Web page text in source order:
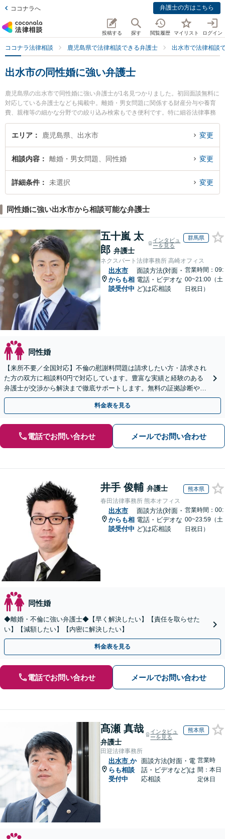
ココナラへ 弁護士の方はこちら
投稿する 探す 閲覧履歴 マイリスト ログイン
ココナラ法律相談 鹿児島県で法律相談できる弁護士 出水市で法律相談
出水市の同性婚に強い弁護士
鹿児島県の出水市で同性婚に強い弁護士が1名見つかりました。初回面談無料に
対応している弁護士なども掲載中。離婚・男女問題に関係する財産分与や養育
費、親権等の細かな分野での絞り込み検索もでき便利です。特に細谷法律事務
所の細谷 文規弁護士のプロフィール情報や弁護士費用、強みなどが注目されて
います。『出水市で土日や夜間に発生した同性婚のトラブルを今すぐに弁護士
たい』などでお困りの相談者さんにおすすめです。
エリア 鹿児島県、出水市 変更
相談内容 離婚・男女問題、同性婚 変更
詳細条件 未選択 変更
同性婚に強い出水市から相談可能な弁護士
五十嵐 太
郎 弁護士
インタビュ
ーを見る
群馬県
ネクスパート法律事務所 高崎オフィス
出水市
からも相
談受付中
面談方法(対面・
電話・ビデオな
ど)は応相談
営業時間：09:
00~21:00（土
日祝日）
同性婚
【来所不要／全国対応】不倫の慰謝料問題は請求したい方・請求され
た方の双方に相談料0円で対応しています。豊富な実績と経験のある
弁護士が交渉から解決まで徹底サポートします。無料の証拠診断や着
手金の返還保証もありますので安心してご相談ください。
料金表を見る
電話でお問い合わせ メールでお問い合わせ
井手 俊輔 弁護士 熊本県
春田法律事務所 熊本オフィス
出水市
からも相
談受付中
面談方法(対面・
電話・ビデオな
ど)は応相談
営業時間：00:
00~23:59（土
日祝日）
同性婚
◆離婚・不倫に強い弁護士◆【早く解決したい】【責任を取らせた
い】【減額したい】【内密に解決したい】
料金表を見る
電話でお問い合わせ メールでお問い合わせ
髙瀬 真哉
弁護士
インタビュ
ーを見る
熊本県
田迎法律事務所
出水市 か
らも相談
受付中
面談方法(対面・電
話・ビデオなど)は
応相談
営業時
間：本日
定休日